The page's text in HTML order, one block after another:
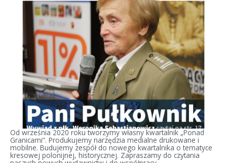
Od września 2020 roku tworzymy własny kwartalnik „Ponad
Granicami”. Produkujemy narzędzia medialne drukowane i
mobilne. Budujemy zespół do nowego kwartalnika o tematyce
kresowej polonijnej, historycznej. Zapraszamy do czytania